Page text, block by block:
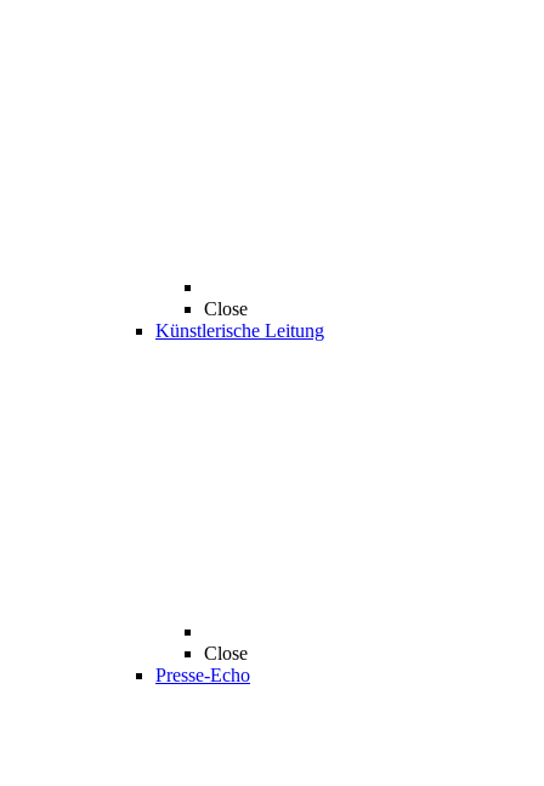
Close
Künstlerische Leitung
Close
Presse-Echo